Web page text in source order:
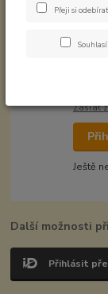
Zaslat
Ještě
Další možnosti
Přihlásit
Přeji si